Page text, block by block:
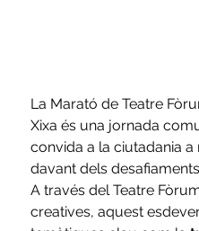
La Marató de Teatre
Xixa és una jornada
convida a la ciutadania
davant dels
A través del Teatre
creatives, aquest